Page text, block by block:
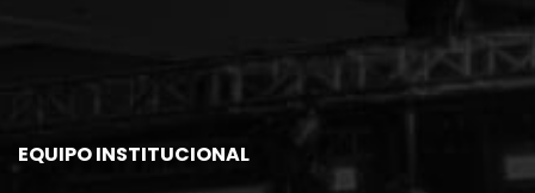
EQUIPO INSTITUCIONAL